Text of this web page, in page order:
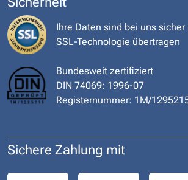
Ihre Daten sind bei uns
SSL-Technologie übertragen
Bundesweit zertifiziert
DIN 74069: 1996-07
Registernummer: 1M/
Sichere Zahlung mit